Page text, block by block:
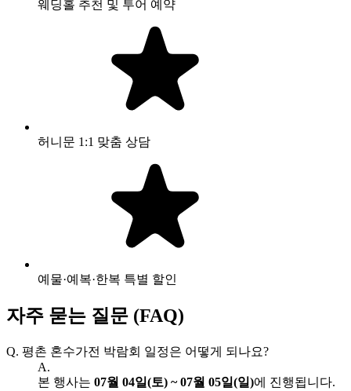
웨딩홀 추천 및 투어 예약
허니문 1:1 맞춤 상담
예물·예복·한복 특별 할인
자주 묻는 질문 (FAQ)
Q. 평촌 혼수가전 박람회 일정은 어떻게 되나요?
A.
본 행사는 07월 04일(토) ~ 07월 05일(일)에 진행됩니다.